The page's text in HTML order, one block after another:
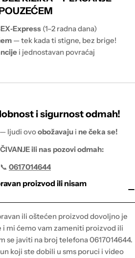
(1–2 radna dana)
— tek kada ti stigne, bez brige!
i jednostavan povraćaj
i sigurnost odmah!
ljudi ovoobožavaju i ne čeka se!
ili nas pozovi odmah:
📞 0617014644
proizvod ili nisam
ili oštećen proizvod dovoljno je
i mi ćemo vam zameniti proizvod ili
se javiti na broj telefona 0617014644.
koji ste dobili u sms poruci i video